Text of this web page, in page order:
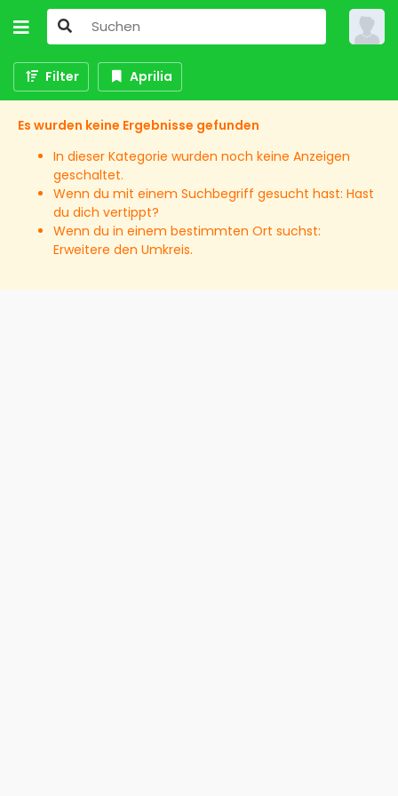
Filter Aprilia
Es wurden keine Ergebnisse gefunden
In dieser Kategorie wurden noch keine Anzeigen
geschaltet.
Wenn du mit einem Suchbegriff gesucht hast: Hast
du dich vertippt?
Wenn du in einem bestimmten Ort suchst:
Erweitere den Umkreis.